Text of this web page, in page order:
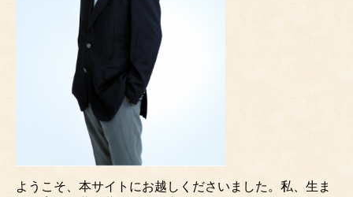
ようこそ、本サイトにお越しくださいました。私、生ま